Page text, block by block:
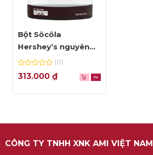
Bột Sôcôla
Hershey’s nguyên
chất 100% Cacao –
hộp 453g
0
out
(0)
313.000 ₫
CÔNG TY TNHH XNK AMI VIỆT NAM